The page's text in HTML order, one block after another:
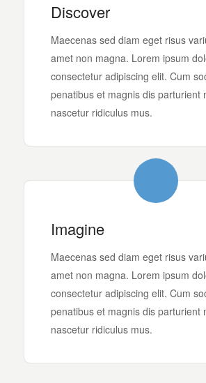
Discover
Maecenas sed diam eget risus
amet non magna. Lorem ipsum
consectetur adipiscing elit. Cum
penatibus et magnis dis parturient
nascetur ridiculus mus.
Imagine
Maecenas sed diam eget risus
amet non magna. Lorem ipsum
consectetur adipiscing elit. Cum
penatibus et magnis dis parturient
nascetur ridiculus mus.